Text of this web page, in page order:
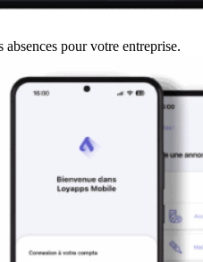
pour votre entreprise.